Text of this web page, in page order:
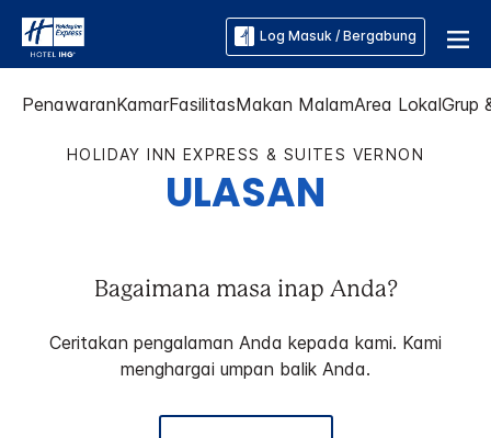
Log Masuk / Bergabung
PenawaranKamarFasilitasMakan MalamArea LokalGrup
HOLIDAY INN EXPRESS & SUITES VERNON
ULASAN
Bagaimana masa inap Anda?
Ceritakan pengalaman Anda kepada kami. Kami
menghargai umpan balik Anda.